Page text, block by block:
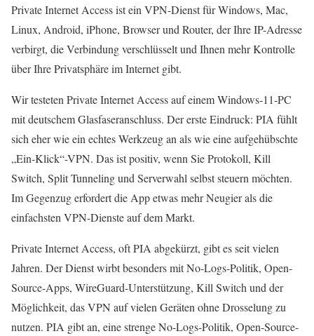
Private Internet Access ist ein VPN-Dienst für Windows, Mac,
Linux, Android, iPhone, Browser und Router, der Ihre IP-Adresse
verbirgt, die Verbindung verschlüsselt und Ihnen mehr Kontrolle
über Ihre Privatsphäre im Internet gibt.
Wir testeten Private Internet Access auf einem Windows‑11‑PC
mit deutschem Glasfaseranschluss. Der erste Eindruck: PIA fühlt
sich eher wie ein echtes Werkzeug an als wie eine aufgehübschte
„Ein‑Klick“-VPN. Das ist positiv, wenn Sie Protokoll, Kill
Switch, Split Tunneling und Serverwahl selbst steuern möchten.
Im Gegenzug erfordert die App etwas mehr Neugier als die
einfachsten VPN-Dienste auf dem Markt.
Private Internet Access, oft PIA abgekürzt, gibt es seit vielen
Jahren. Der Dienst wirbt besonders mit No-Logs-Politik, Open-
Source-Apps, WireGuard-Unterstützung, Kill Switch und der
Möglichkeit, das VPN auf vielen Geräten ohne Drosselung zu
nutzen. PIA gibt an, eine strenge No-Logs-Politik, Open-Source-